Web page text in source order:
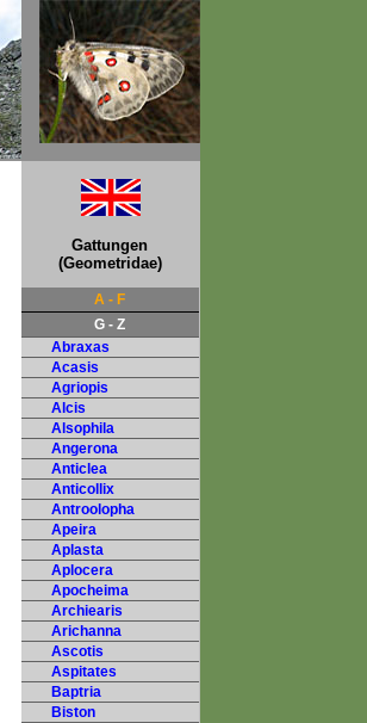
Gattungen
(Geometridae)
A - F
G - Z
Abraxas
Acasis
Agriopis
Alcis
Alsophila
Angerona
Anticlea
Anticollix
Antroolopha
Apeira
Aplasta
Aplocera
Apocheima
Archiearis
Arichanna
Ascotis
Aspitates
Baptria
Biston